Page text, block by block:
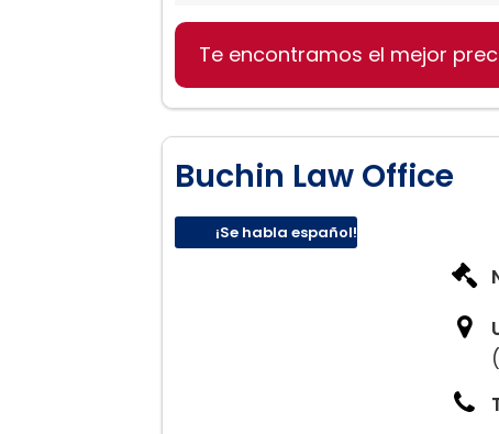
Derecho de familia
Divorcio
Defensa penal
Te encontramos el mejor
Buchin Law Office
¡Se habla español!